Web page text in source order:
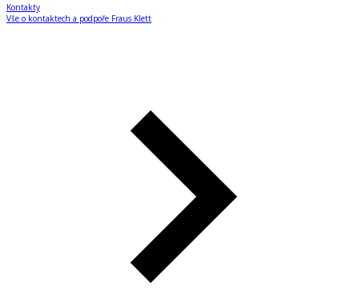
Kontakty
Vše o kontaktech a podpoře Fraus Klett